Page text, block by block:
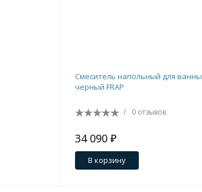
Смеситель напольный для ванны
черный FRAP
/ 0 отзывов
34 090 ₽
В корзину